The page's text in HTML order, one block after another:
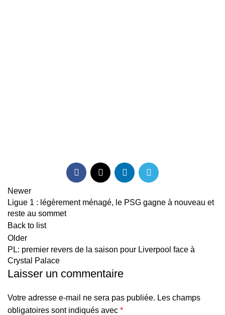
Newer
Ligue 1 : légèrement ménagé, le PSG gagne à nouveau et
reste au sommet
Back to list
Older
PL: premier revers de la saison pour Liverpool face à
Crystal Palace
Laisser un commentaire
Votre adresse e-mail ne sera pas publiée. Les champs
obligatoires sont indiqués avec *